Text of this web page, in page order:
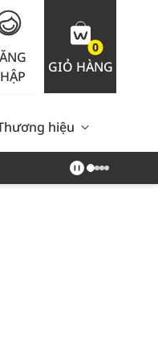
0
GIỎ HÀNG
Nam Giới Chăm Sóc
hiệu